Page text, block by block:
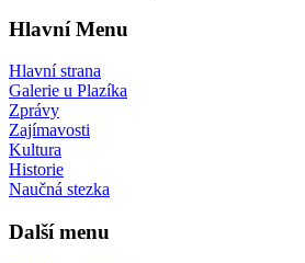
Hlavní Menu
Hlavní strana
Galerie u Plazíka
Zprávy
Zajímavosti
Kultura
Historie
Naučná stezka
Další menu